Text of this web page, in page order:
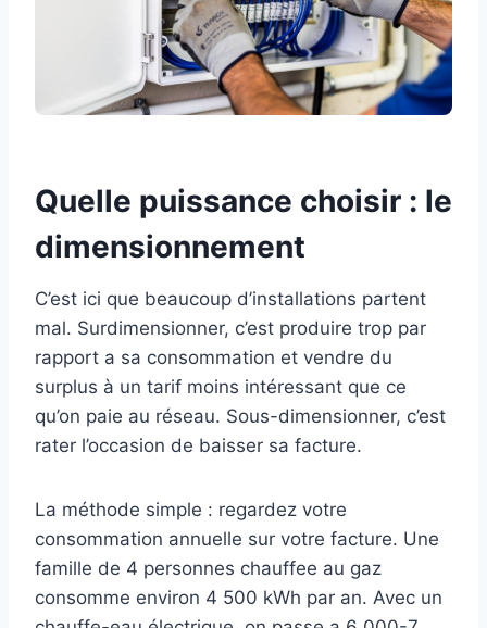
Quelle puissance choisir : le
dimensionnement
C’est ici que beaucoup d’installations partent
mal. Surdimensionner, c’est produire trop par
rapport a sa consommation et vendre du
surplus à un tarif moins intéressant que ce
qu’on paie au réseau. Sous-dimensionner, c’est
rater l’occasion de baisser sa facture.
La méthode simple : regardez votre
consommation annuelle sur votre facture. Une
famille de 4 personnes chauffee au gaz
consomme environ 4 500 kWh par an. Avec un